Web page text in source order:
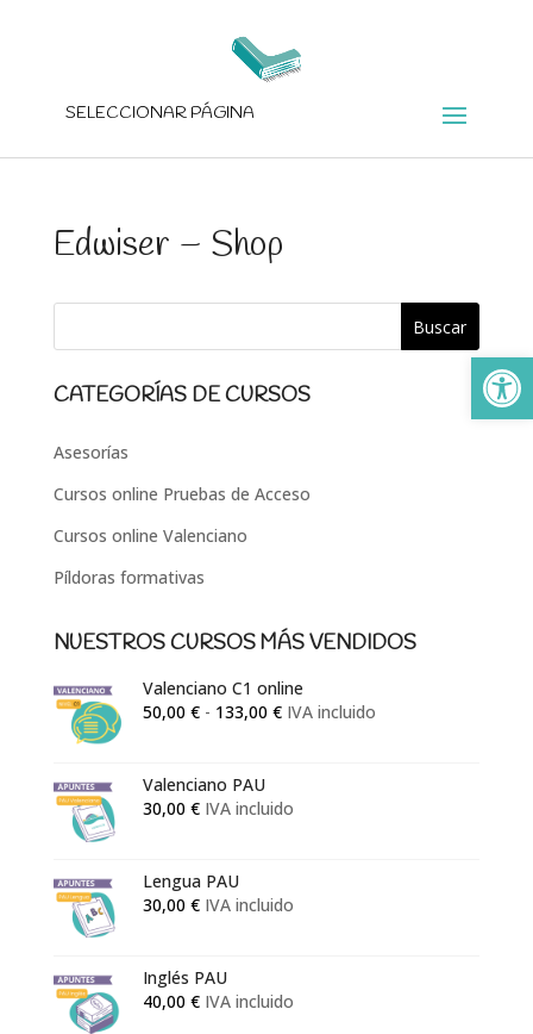
SELECCIONAR PÁGINA
Edwiser – Shop
CATEGORÍAS DE CURSOS
Asesorías
Cursos online Pruebas de Acceso
Cursos online Valenciano
Píldoras formativas
NUESTROS CURSOS MÁS VENDIDOS
Valenciano C1 online
50,00 € - 133,00 €Rango
50,00 €
IVA incluido
Valenciano PAU
30,00 € IVA incluido
Lengua PAU
30,00 € IVA incluido
Inglés PAU
40,00 € IVA incluido